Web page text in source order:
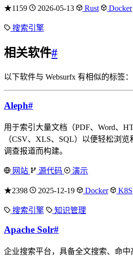
★1159 2026-05-13 Rust Docker
搜索引擎
相关软件#
以下软件与 Websurfx 有相似的标签：
Aleph#
用于索引大量文档（PDF、Word、
（CSV、XLS、SQL）以便轻松浏
调查报道而构建。
网站 源代码 演示
★2398 2025-12-19 Docker K8S
搜索引擎 知识管理
Apache Solr#
企业搜索平台，具备全文搜索、命